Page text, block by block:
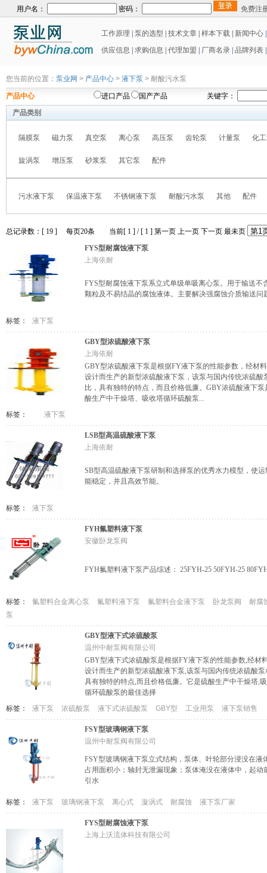
用户名： 密码： 免费注
工作原理 泵的选型 技术文章 样本下载 新闻中心
供应信息
求购信息 代理加盟 厂商名录 品牌列表
您当前的位置： 泵业网 > 产品中心> 液下泵 > 耐酸污水泵
产品中心 进口产品 国产产品
关键字：
产品类别
隔膜泵 磁力泵 真空泵 离心泵 高压泵 齿轮泵 计量泵 化
旋涡泵 增压泵 砂浆泵 其它泵 配件
污水液下泵 保温液下泵 不锈钢液下泵 耐酸污水泵 其他 配件
总记录数：[ 19 ] 每页20条 当前[ 1 ] / [ 1 ] 第一页 上一页 下一页 最未页
FYS型耐腐蚀液下泵
上海依耐
FYS型耐腐蚀液下泵系立式单级单吸离心泵。用于输送不
颗粒及不易结晶的腐蚀液体。主要解决强腐蚀介质输送问
标签： 液下泵
GBY型浓硫酸液下泵
上海依耐
GBY型浓硫酸液下泵是根据FY液下泵的性能参数，经材
设计而生产的新型浓硫酸液下泵，该泵与国内传统浓硫酸
比，具有独特的特点，而且价格低廉。GBY浓硫酸液下泵
酸生产中干燥塔、吸收塔循环硫酸泵...
标签：
液下泵
LSB型高温硫酸液下泵
上海依耐
SB型高温硫酸液下泵研制和选择泵的优秀水力模型，使运
能稳定，并且高效节能。
标签： 液下泵
FYH氟塑料液下泵
安徽卧龙泵阀
FYH氟塑料液下泵产品综述： 25FYH-25 50FYH-25
标签： 氟塑料合金离心泵 氟塑料液下泵 氟塑料合金液下泵 卧龙泵阀
耐腐
泵
GBY型液下式浓硫酸泵
温州中耐泵阀有限公司
GBY型液下式浓硫酸泵是根据FY液下泵的性能参数,经材
设计而生产的新型浓硫酸液下泵,该泵与国内传统浓硫酸泵
具有独特的特点,而且价格低廉。它是硫酸生产中干燥塔,
循环硫酸泵的最佳选择
标签：
液下泵 浓硫酸泵 液下式浓硫酸泵 GBY型 工业用泵 液下泵销售
FSY型玻璃钢液下泵
温州中耐泵阀有限公司
FSY型玻璃钢液下泵立式结构，泵体、叶轮部分浸没在液
占用面积小；轴封无泄漏现象；泵体淹没在液体中，起动
引水
标签： 液下泵 玻璃钢液下泵 离心式 漩涡式 耐腐蚀 液下泵厂家
FYS型耐腐蚀液下泵
上海上沃流体科技有限公司